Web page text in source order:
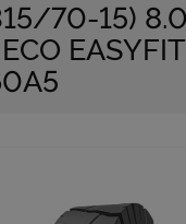
70-15)
EASYFIT